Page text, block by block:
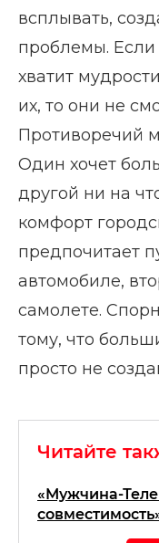
всплывать,
проблемы.
хватит
их, то они не
Противоречий
Один хочет
другой ни на
комфорт
предпочитает
автомобиле,
самолете.
тому, что
просто не
Читайте
«Мужчина-